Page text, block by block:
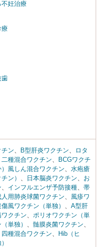
不妊治療
療
歯
ン B型肝炎ワクチン
ロタ
二種混合ワクチン
BCGワクチ
風しん混合ワクチン
水疱瘡
ン）
日本脳炎ワクチン
お
インフルエンザ予防接種
帯
人用肺炎球菌ワクチン
風疹ワ
傷風ワクチン（単独）
A型肝
クチン
ポリオワクチン（単
単独） 髄膜炎菌ワクチン
四種混合ワクチン
Hib（ヒ